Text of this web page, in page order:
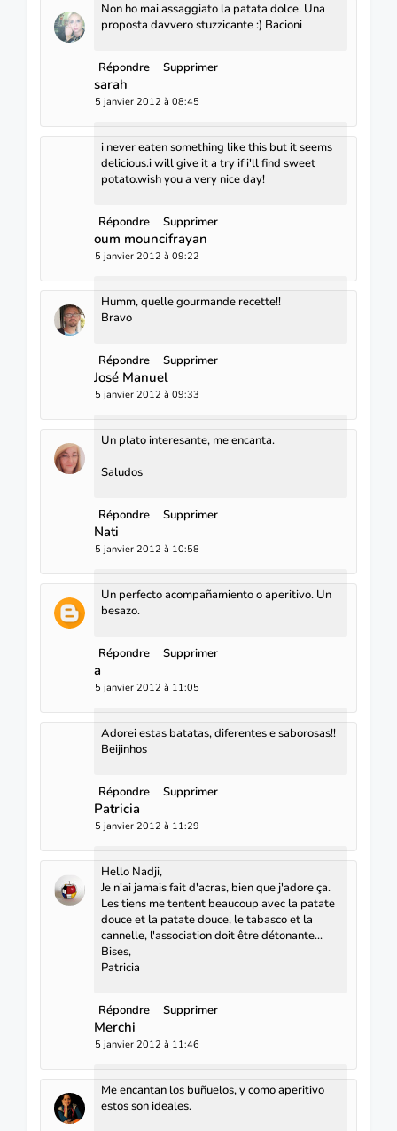
Non ho mai assaggiato la patata dolce. Una
proposta davvero stuzzicante :) Bacioni
Répondre Supprimer
sarah
5 janvier 2012 à 08:45
i never eaten something like this but it seems
delicious.i will give it a try if i'll find sweet
potato.wish you a very nice day!
Répondre Supprimer
oum mouncifrayan
5 janvier 2012 à 09:22
Humm, quelle gourmande recette!!
Bravo
Répondre Supprimer
José Manuel
5 janvier 2012 à 09:33
Un plato interesante, me encanta.
Saludos
Répondre Supprimer
Nati
5 janvier 2012 à 10:58
Un perfecto acompañamiento o aperitivo. Un
besazo.
Répondre Supprimer
a
5 janvier 2012 à 11:05
Adorei estas batatas, diferentes e saborosas!!
Beijinhos
Répondre Supprimer
Patricia
5 janvier 2012 à 11:29
Hello Nadji,
Je n'ai jamais fait d'acras, bien que j'adore ça.
Les tiens me tentent beaucoup avec la patate
douce et la patate douce, le tabasco et la
cannelle, l'association doit être détonante...
Bises,
Patricia
Répondre Supprimer
Merchi
5 janvier 2012 à 11:46
Me encantan los buñuelos, y como aperitivo
estos son ideales.